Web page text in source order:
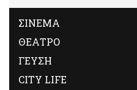
ΣΙΝΕΜΑ
ΘΕΑΤΡΟ
ΓΕΥΣΗ
CITY LIFE